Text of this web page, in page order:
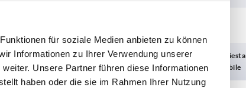
für soziale Medien anbieten zu können
Informationen zu Ihrer Verwendung unserer
Unsere Partner führen diese Informationen
haben oder die sie im Rahmen Ihrer Nutzung
23
30
1 - 3 giorni
Tempi di consegna su richiesta
4-20 giorni
Attualmente non disponibile